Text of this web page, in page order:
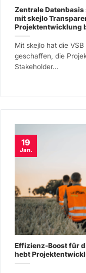
Zentrale
mit skejlo
Projektentwicklung
Mit skejlo hat die
geschaffen, die
Stakeholder...
Effizienz-Boost für
hebt
19
Jan.